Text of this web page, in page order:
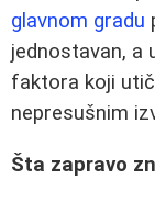
glavnom gradu
jednostavan, a
faktora koji
nepresušnim
Šta zapravo